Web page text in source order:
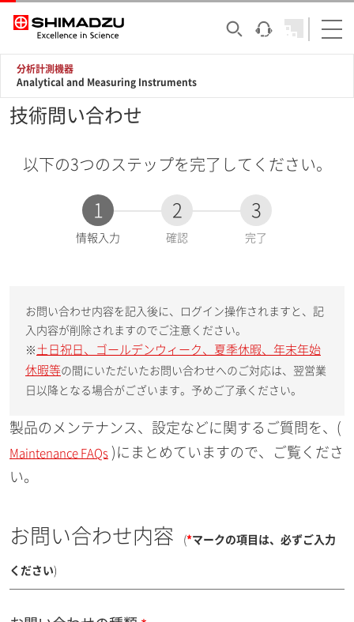
分析計測機器
Analytical and Measuring Instruments
技術問い合わせ
以下の3つのステップを完了してください。
1
現
情報入力
2
確認
3
完了
お問い合わせ内容を記入後に、ログイン操作されますと、記
入内容が削除されますのでご注意ください。
※ 土日祝日、ゴールデンウィーク、夏季休暇、年末年始
休暇等の間にいただいたお問い合わせへのご対応は、翌営業
日以降となる場合がございます。予めご了承ください。
製品のメンテナンス、設定などに関するご質問を、(
Maintenance FAQs )にまとめていますので、ご覧くださ
い。
お問い合わせ内容 (*マークの項目は、必ずご入力
ください)